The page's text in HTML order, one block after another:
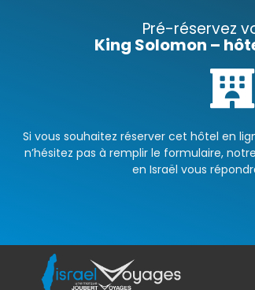
Pré-réservez
King Solomon –
Si vous souhaitez réserver cet hôtel en
n’hésitez pas à remplir le formulaire,
en Israël vous